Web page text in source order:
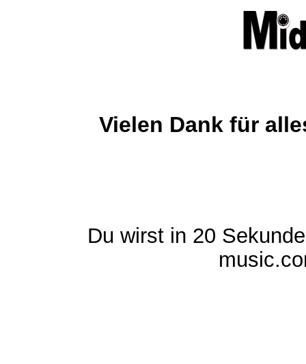
Vielen Dank für
Du wirst in 20